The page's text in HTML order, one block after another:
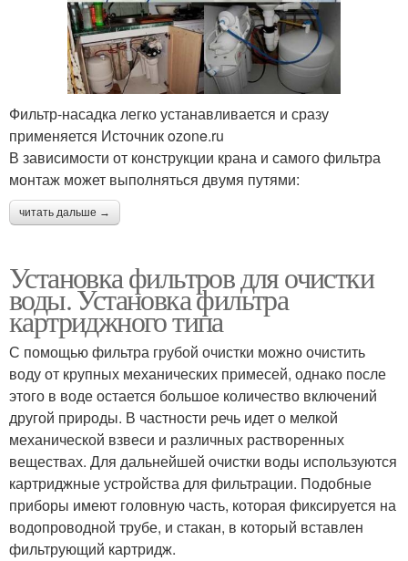
Фильтр-насадка легко устанавливается и сразу
применяется Источник ozone.ru
В зависимости от конструкции крана и самого фильтра
монтаж может выполняться двумя путями:
читать дальше →
Установка фильтров для очистки
воды. Установка фильтра
картриджного типа
С помощью фильтра грубой очистки можно очистить
воду от крупных механических примесей, однако после
этого в воде остается большое количество включений
другой природы. В частности речь идет о мелкой
механической взвеси и различных растворенных
веществах. Для дальнейшей очистки воды используются
картриджные устройства для фильтрации. Подобные
приборы имеют головную часть, которая фиксируется на
водопроводной трубе, и стакан, в который вставлен
фильтрующий картридж.